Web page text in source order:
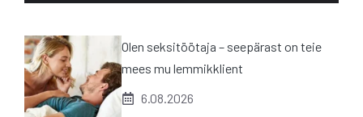
Olen seksitöötaja – seepärast on teie
mees mu lemmikklient
6.08.2026